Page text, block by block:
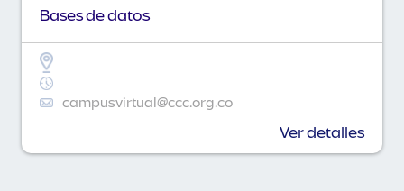
Bases de datos
campusvirtual@ccc.org.co
Ver detalles